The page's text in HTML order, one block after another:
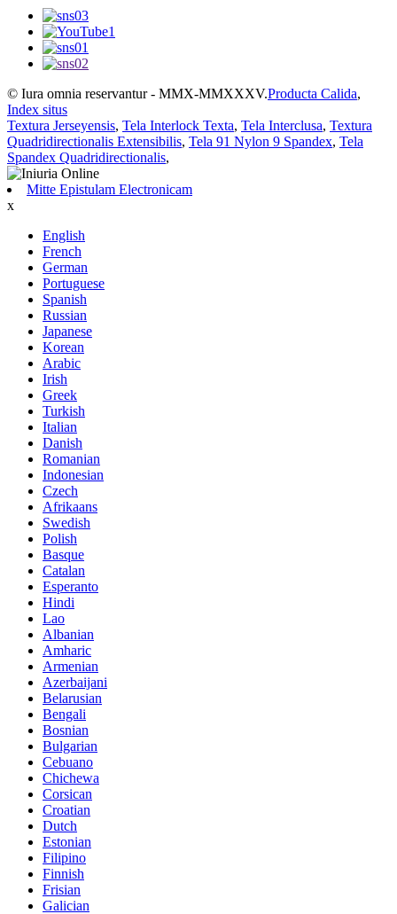
© Iura omnia reservantur - MMX-MMXXXV.Producta Calida,
Index situs
Textura Jerseyensis, Tela Interlock Texta, Tela Interclusa, Textura
Quadridirectionalis Extensibilis, Tela 91 Nylon 9 Spandex, Tela
Spandex Quadridirectionalis,
Mitte Epistulam Electronicam
x
English
French
German
Portuguese
Spanish
Russian
Japanese
Korean
Arabic
Irish
Greek
Turkish
Italian
Danish
Romanian
Indonesian
Czech
Afrikaans
Swedish
Polish
Basque
Catalan
Esperanto
Hindi
Lao
Albanian
Amharic
Armenian
Azerbaijani
Belarusian
Bengali
Bosnian
Bulgarian
Cebuano
Chichewa
Corsican
Croatian
Dutch
Estonian
Filipino
Finnish
Frisian
Galician